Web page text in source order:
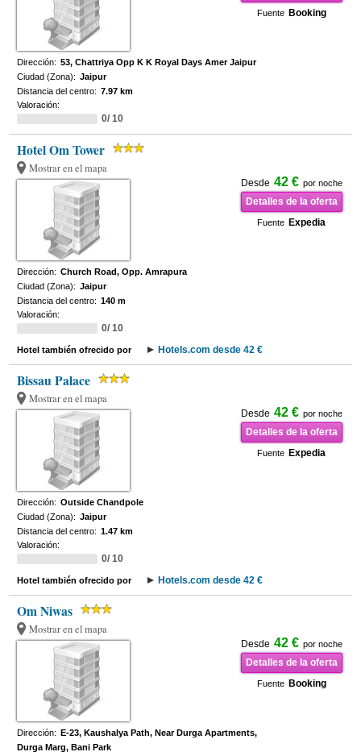
Fuente Booking
Dirección: 53, Chattriya Opp K K Royal Days Amer Jaipur
Ciudad (Zona): Jaipur
Distancia del centro: 7.97 km
Valoración:
0/ 10
Hotel Om Tower
Mostrar en el mapa
Desde 42 € por noche
Detalles de la oferta
Fuente Expedia
Dirección: Church Road, Opp. Amrapura
Ciudad (Zona): Jaipur
Distancia del centro: 140 m
Valoración:
0/ 10
Hotel también ofrecido por Hotels.com desde 42 €
Bissau Palace
Mostrar en el mapa
Desde 42 € por noche
Detalles de la oferta
Fuente Expedia
Dirección: Outside Chandpole
Ciudad (Zona): Jaipur
Distancia del centro: 1.47 km
Valoración:
0/ 10
Hotel también ofrecido por Hotels.com desde 42 €
Om Niwas
Mostrar en el mapa
Desde 42 € por noche
Detalles de la oferta
Fuente Booking
Dirección: E-23, Kaushalya Path, Near Durga Apartments,
Durga Marg, Bani Park